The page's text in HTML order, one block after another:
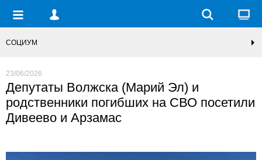
СОЦИУМ
23/06/2026
Депутаты Волжска (Марий Эл) и
родственники погибших на СВО посетили
Дивеево и Арзамас